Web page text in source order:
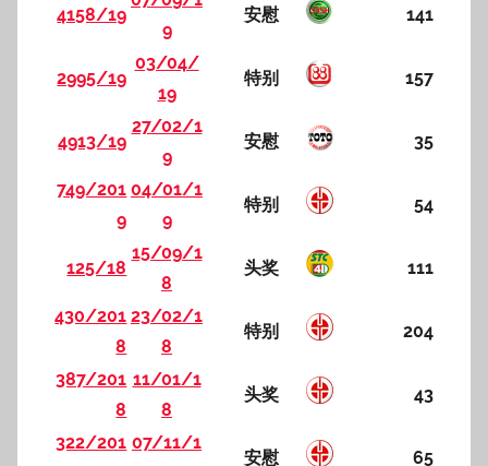
4158/19
9
安慰 141
2995/19
03/04/
19
特别 157
4913/19
27/02/1
9
安慰 35
749/201
9
04/01/1
9
特别 54
125/18
15/09/1
8
头奖 111
430/201
8
23/02/1
8
特别 204
387/201
8
11/01/1
8
头奖 43
322/201 07/11/1
安慰 65